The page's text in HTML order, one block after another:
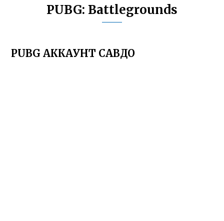
PUBG: Battlegrounds
PUBG АККАУНТ САВДО